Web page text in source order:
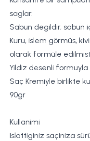
saglar.
Sabun degildir, sabun
Kuru, islem görmüs,
olarak formüle
Yildiz desenli formuyla
Saç Kremiyle birlikte
90gr
Kullanimi
Islattiginiz saçiniza